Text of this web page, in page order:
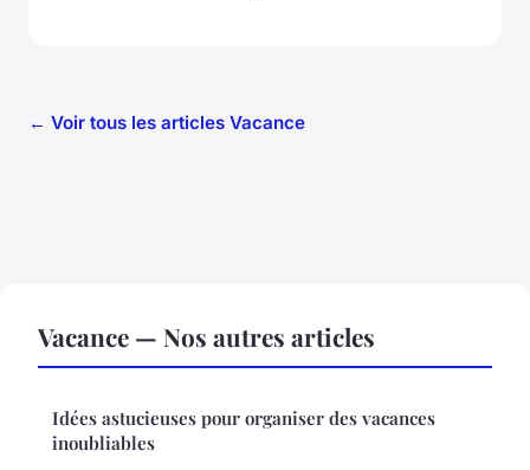
← Voir tous les articles Vacance
Vacance — Nos autres articles
Idées astucieuses pour organiser des vacances
inoubliables